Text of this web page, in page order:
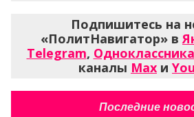
Подпишитесь на
«ПолитНавигатор» в
Telegram,
каналы Max и
Последние